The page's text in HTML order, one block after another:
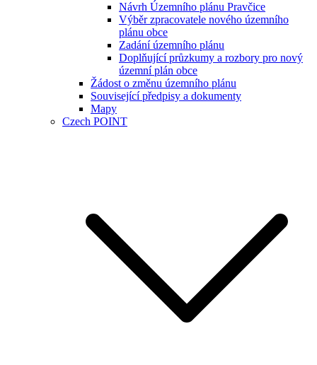
Návrh Územního plánu Pravčice
Výběr zpracovatele nového územního
plánu obce
Zadání územního plánu
Doplňující průzkumy a rozbory pro nový
územní plán obce
Žádost o změnu územního plánu
Související předpisy a dokumenty
Mapy
Czech POINT